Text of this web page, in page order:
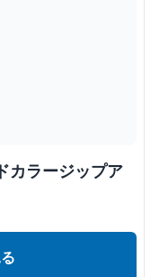
カラージップア